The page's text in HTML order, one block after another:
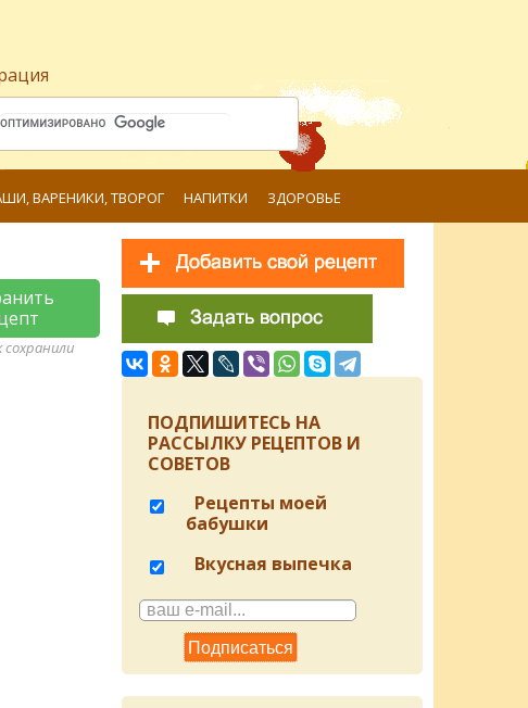
ВАРЕНИКИ, ТВОРОГ НАПИТКИ ЗДОРОВЬЕ
сохранили
ПОДПИШИТЕСЬ НА
РАССЫЛКУ РЕЦЕПТОВ И
СОВЕТОВ
Рецепты моей
бабушки
Вкусная выпечка